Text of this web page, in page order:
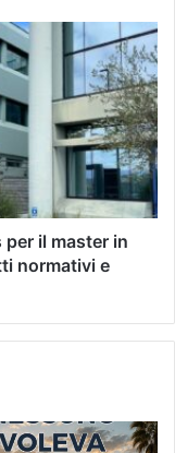
il master in
normativi e